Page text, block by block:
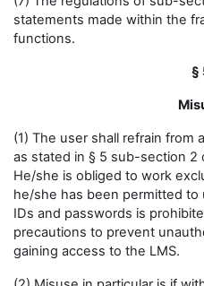
statements made within the
functions.
§
(1) The user shall refrain from
as stated in § 5 sub-section 2
He/she is obliged to work
he/she has been permitted
IDs and passwords is
precautions to prevent
gaining access to the LMS.